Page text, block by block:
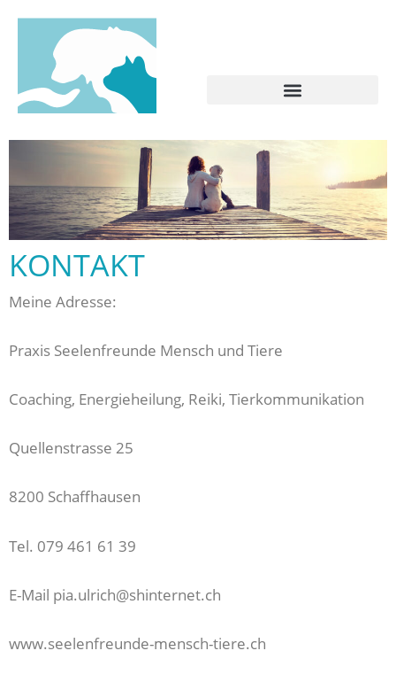
springen
KONTAKT
Meine Adresse:
Praxis Seelenfreunde Mensch und Tiere
Coaching, Energieheilung, Reiki, Tierkommunikation
Quellenstrasse 25
8200 Schaffhausen
Tel. 079 461 61 39
E-Mail pia.ulrich@shinternet.ch
www.seelenfreunde-mensch-tiere.ch